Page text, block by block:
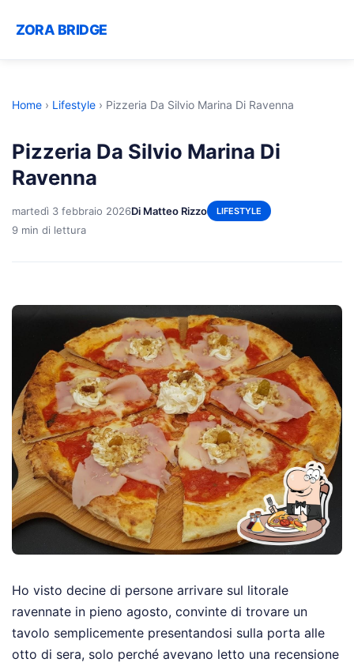
ZORA BRIDGE
Home › Lifestyle › Pizzeria Da Silvio Marina Di Ravenna
Pizzeria Da Silvio Marina Di
Ravenna
martedì 3 febbraio 2026Di Matteo Rizzo LIFESTYLE
9 min di lettura
Ho visto decine di persone arrivare sul litorale
ravennate in pieno agosto, convinte di trovare un
tavolo semplicemente presentandosi sulla porta alle
otto di sera, solo perché avevano letto una recensione